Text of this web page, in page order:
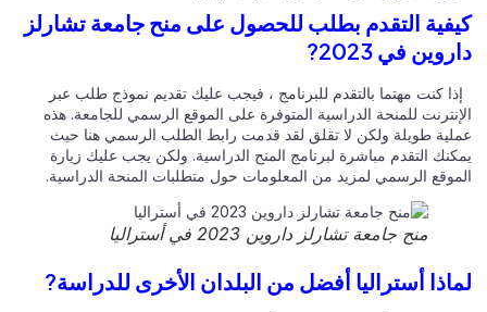
التقدم بطلب للحصول على منح جامعة تشارلز
في 2023?
كنت مهتما بالتقدم للبرنامج ، فيجب عليك تقديم نموذج طلب عبر
للمنحة الدراسية المتوفرة على الموقع الرسمي للجامعة. هذه
طويلة ولكن لا تقلق لقد قدمت رابط الطلب الرسمي هنا حيث
التقدم مباشرة لبرنامج المنح الدراسية. ولكن يجب عليك زيارة
الرسمي لمزيد من المعلومات حول متطلبات المنحة الدراسية.
منح جامعة تشارلز داروين 2023 في أستراليا
أستراليا أفضل من البلدان الأخرى للدراسة?